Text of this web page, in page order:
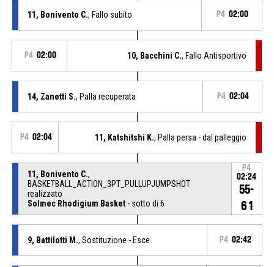
11, Bonivento C., Fallo subito P4 02:00
P4 02:00 10, Bacchini C., Fallo Antisportivo
14, Zanetti S., Palla recuperata P4 02:04
P4 02:04 11, Katshitshi K., Palla persa - dal palleggio
11, Bonivento C.,
BASKETBALL_ACTION_3PT_PULLUPJUMPSHOT
realizzato
Solmec Rhodigium Basket- sotto di 6
P4
02:24
55-
61
9, Battilotti M., Sostituzione - Esce P4 02:42